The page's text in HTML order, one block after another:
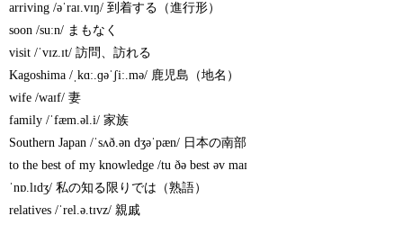
arriving /əˈraɪ.vɪŋ/ 到着する（進行形）
soon /suːn/ まもなく
visit /ˈvɪz.ɪt/ 訪問、訪れる
Kagoshima /ˌkɑː.ɡəˈʃiː.mə/ 鹿児島（地名）
wife /waɪf/ 妻
family /ˈfæm.əl.i/ 家族
Southern Japan /ˈsʌð.ən dʒəˈpæn/ 日本の南部
to the best of my knowledge /tu ðə best əv maɪ
ˈnɒ.lɪdʒ/ 私の知る限りでは（熟語）
relatives /ˈrel.ə.tɪvz/ 親戚